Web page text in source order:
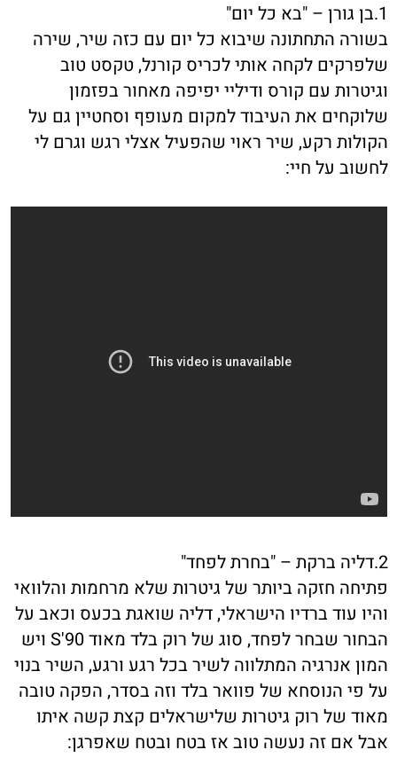
1.בן גורן – "בא כל יום"
בשורה התחתונה שיבוא כל יום עם כזה שיר, שירה
שלפרקים לקחה אותי לכריס קורנל, טקסט טוב
וגיטרות עם קורס ודיליי יפיפה מאחור בפזמון
שלוקחים את העיבוד למקום מעופף וסחטיין גם על
הקולות רקע, שיר ראוי שהפעיל אצלי רגש וגרם לי
לחשוב על חיי:
2.דליה ברקת – "בחרת לפחד"
פתיחה חזקה ביותר של גיטרות שלא מרחמות והלוואי
והיו עוד ברדיו הישראלי, דליה שואגת בכעס וכאב על
הבחור שבחר לפחד, סוג של רוק בלד מאוד 90'S ויש
המון אנרגיה המתלווה לשיר בכל רגע ורגע, השיר בנוי
על פי הנוסחא של פוואר בלד וזה בסדר, הפקה טובה
מאוד של רוק גיטרות שלישראלים קצת קשה איתו
אבל אם זה נעשה טוב אז בטח ובטח שאפרגן: